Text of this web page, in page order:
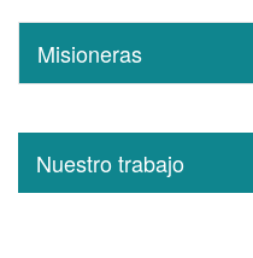
Misioneras
Nuestro trabajo